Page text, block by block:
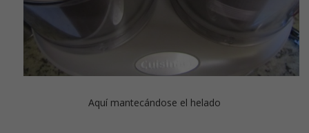
Aquí mantecándose el helado